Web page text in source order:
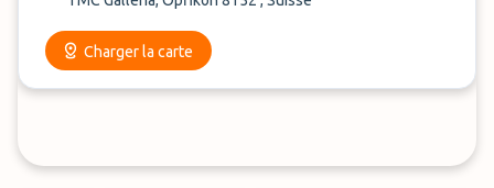
Charger la carte